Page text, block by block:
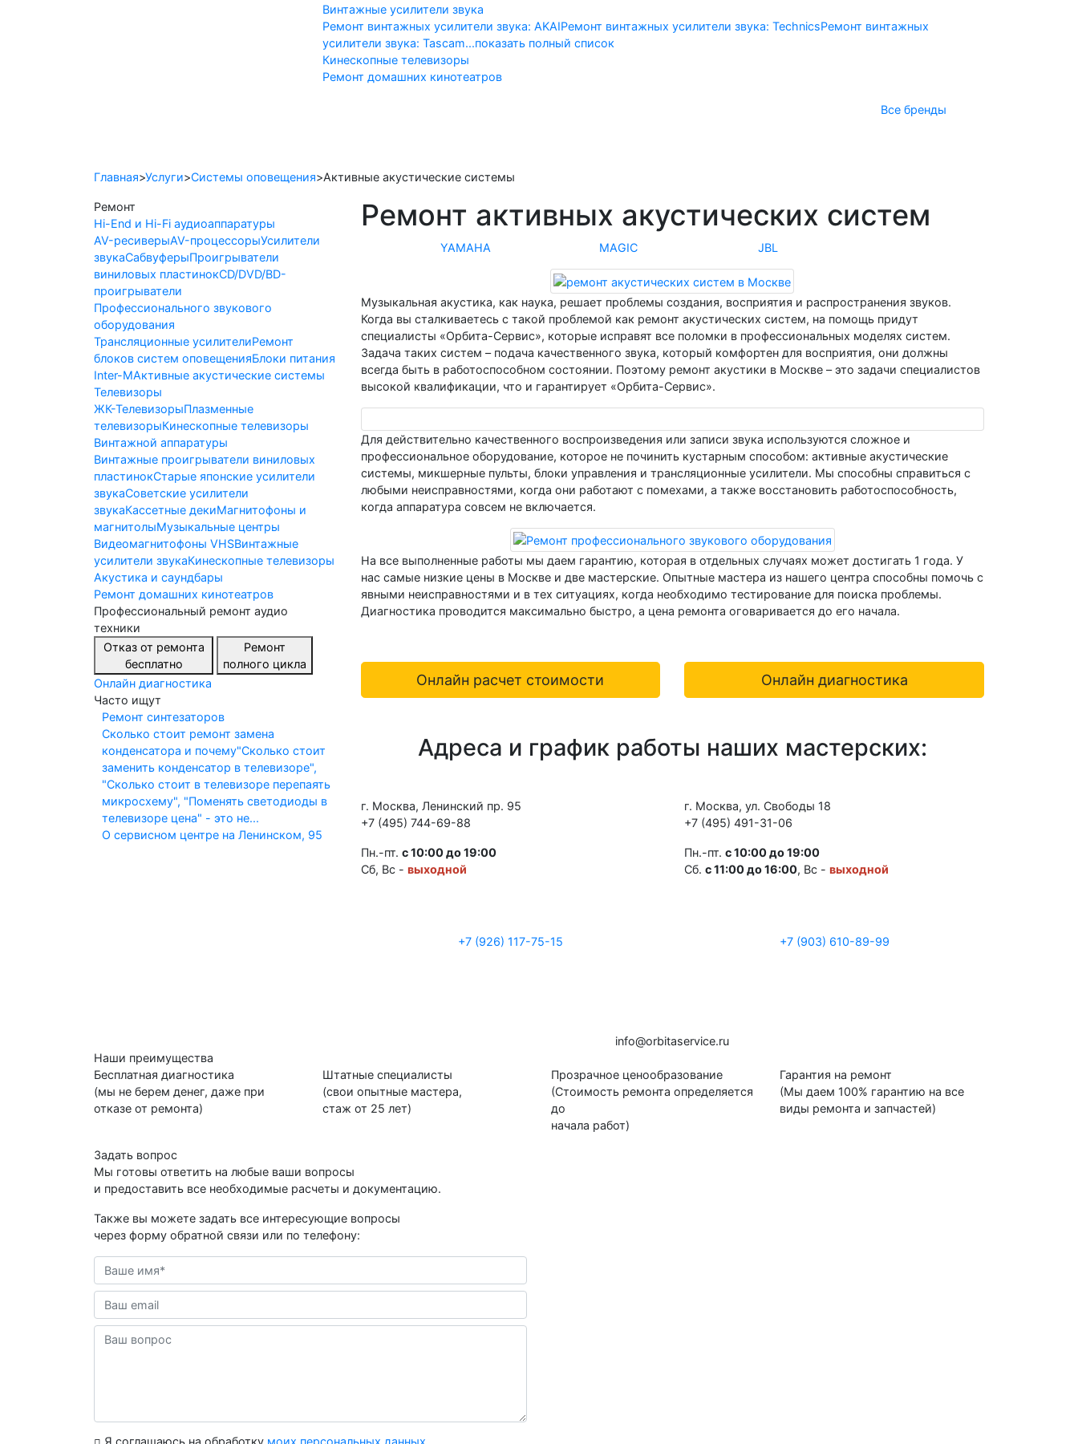
Винтажные усилители звука
Ремонт винтажных усилители звука: AKAIРемонт винтажных усилители звука: TechnicsРемонт винтажных
усилители звука: Tascam...показать полный список
Кинескопные телевизоры
Ремонт домашних кинотеатров
Все бренды
Главная>Услуги>Системы оповещения>Активные акустические системы
Ремонт
Hi-End и Hi-Fi аудиоаппаратуры
AV-ресиверыAV-процессорыУсилители
звукаСабвуферыПроигрыватели
виниловых пластинокCD/DVD/BD-
проигрыватели
Профессионального звукового
оборудования
Трансляционные усилителиРемонт
блоков систем оповещенияБлоки питания
Inter-MАктивные акустические системы
Телевизоры
ЖК-ТелевизорыПлазменные
телевизорыКинескопные телевизоры
Винтажной аппаратуры
Винтажные проигрыватели виниловых
пластинокСтарые японские усилители
звукаСоветские усилители
звукаКассетные декиМагнитофоны и
магнитолыМузыкальные центры
Видеомагнитофоны VHSВинтажные
усилители звукаКинескопные телевизоры
Акустика и саундбары
Ремонт домашних кинотеатров
Профессиональный ремонт аудио
техники
Отказ от ремонта
бесплатно
Ремонт
полного цикла
Онлайн диагностика
Часто ищут
Ремонт синтезаторов
Сколько стоит ремонт замена
конденсатора и почему"Сколько стоит
заменить конденсатор в телевизоре",
"Сколько стоит в телевизоре перепаять
микросхему", "Поменять светодиоды в
телевизоре цена" - это не...
О сервисном центре на Ленинском, 95
Ремонт активных акустических систем
YAMAHA MAGIC JBL
Музыкальная акустика, как наука, решает проблемы создания, восприятия и распространения звуков.
Когда вы сталкиваетесь с такой проблемой как ремонт акустических систем, на помощь придут
специалисты «Орбита-Сервис», которые исправят все поломки в профессиональных моделях систем.
Задача таких систем – подача качественного звука, который комфортен для восприятия, они должны
всегда быть в работоспособном состоянии. Поэтому ремонт акустики в Москве – это задачи специалистов
высокой квалификации, что и гарантирует «Орбита-Сервис».
Для действительно качественного воспроизведения или записи звука используются сложное и
профессиональное оборудование, которое не починить кустарным способом: активные акустические
системы, микшерные пульты, блоки управления и трансляционные усилители. Мы способны справиться с
любыми неисправностями, когда они работают с помехами, а также восстановить работоспособность,
когда аппаратура совсем не включается.
На все выполненные работы мы даем гарантию, которая в отдельных случаях может достигать 1 года. У
нас самые низкие цены в Москве и две мастерские. Опытные мастера из нашего центра способны помочь с
явными неисправностями и в тех ситуациях, когда необходимо тестирование для поиска проблемы.
Диагностика проводится максимально быстро, а цена ремонта оговаривается до его начала.
Онлайн расчет стоимости Онлайн диагностика
Адреса и график работы наших мастерских:
г. Москва, Ленинский пр. 95
+7 (495) 744-69-88
Пн.-пт. с 10:00 до 19:00
Сб, Вс - выходной
+7 (926) 117-75-15
г. Москва, ул. Свободы 18
+7 (495) 491-31-06
Пн.-пт.с 10:00 до 19:00
Сб.с 11:00 до 16:00, Вс -выходной
+7 (903) 610-89-99
info@orbitaservice.ru
Наши преимущества
Бесплатная диагностика
(мы не берем денег, даже при
отказе от ремонта)
Штатные специалисты
(свои опытные мастера,
стаж от 25 лет)
Прозрачное ценообразование
(Стоимость ремонта определяется
до
начала работ)
Гарантия на ремонт
(Мы даем 100% гарантию на все
виды ремонта и запчастей)
Задать вопрос
Мы готовы ответить на любые ваши вопросы
и предоставить все необходимые расчеты и документацию.
Также вы можете задать все интересующие вопросы
через форму обратной связи или по телефону: